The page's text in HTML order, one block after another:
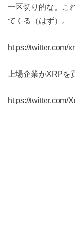
一区切り的な。こ
てくる（はず）。
https://twitter.com/
上場企業がXRPを
https://twitter.com/